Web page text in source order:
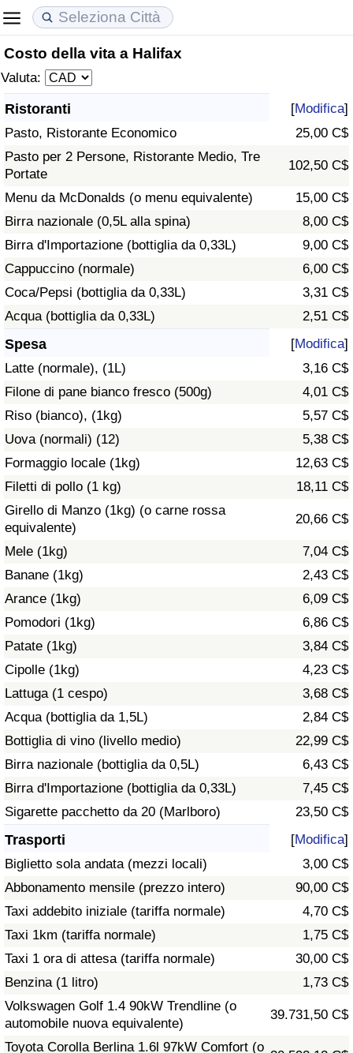
Costo della vita a Halifax
Valuta:
Ristoranti [Modifica]
Pasto, Ristorante Economico
25,00 C$
Pasto per 2 Persone, Ristorante Medio, Tre
Portate
102,50 C$
Menu da McDonalds (o menu equivalente)
15,00 C$
Birra nazionale (0,5L alla spina)
8,00 C$
Birra d'Importazione (bottiglia da 0,33L)
9,00 C$
Cappuccino (normale)
6,00 C$
Coca/Pepsi (bottiglia da 0,33L)
3,31 C$
Acqua (bottiglia da 0,33L)
2,51 C$
Spesa [Modifica]
Latte (normale), (1L)
3,16 C$
Filone di pane bianco fresco (500g)
4,01 C$
Riso (bianco), (1kg)
5,57 C$
Uova (normali) (12)
5,38 C$
Formaggio locale (1kg)
12,63 C$
Filetti di pollo (1 kg)
18,11 C$
Girello di Manzo (1kg) (o carne rossa
equivalente)
20,66 C$
Mele (1kg)
7,04 C$
Banane (1kg)
2,43 C$
Arance (1kg)
6,09 C$
Pomodori (1kg)
6,86 C$
Patate (1kg)
3,84 C$
Cipolle (1kg)
4,23 C$
Lattuga (1 cespo)
3,68 C$
Acqua (bottiglia da 1,5L)
2,84 C$
Bottiglia di vino (livello medio)
22,99 C$
Birra nazionale (bottiglia da 0,5L)
6,43 C$
Birra d'Importazione (bottiglia da 0,33L)
7,45 C$
Sigarette pacchetto da 20 (Marlboro)
23,50 C$
Trasporti [Modifica]
Biglietto sola andata (mezzi locali)
3,00 C$
Abbonamento mensile (prezzo intero)
90,00 C$
Taxi addebito iniziale (tariffa normale)
4,70 C$
Taxi 1km (tariffa normale)
1,75 C$
Taxi 1 ora di attesa (tariffa normale)
30,00 C$
Benzina (1 litro)
1,73 C$
Volkswagen Golf 1.4 90kW Trendline (o
automobile nuova equivalente)
39.731,50 C$
Toyota Corolla Berlina 1.6l 97kW Comfort (o
Costo della vita
Indice Del Costo Della Vita (corrente)
Indice Del Costo Della Vita
Indice del Costo della Vita per Nazione
ad Aqaba
Prezzi degli immobili
Indice del Prezzo delle Case (Corrente)
Indice del Prezzo delle Case
Indice del Prezzo delle Case per Nazione
Qualità della Vita
Indice della Qualità della Vita
Indice della Qualità della Vita (Corrente)
Indice della qualità della vita per Paese
Criminalità
Indice del Tasso di Criminalità (Corrente)
Indice della Criminalità
Indice di criminalità per paese
Indice dell’Assistenza Sanitaria (Corrente)
Indice dell’Assistenza Sanitaria
Indice dell’Assistenza Sanitaria per
Nazione
Inquinamento
Indice dell’Inquinamento (Corrente)
Indice di inquinamento
Indice dell’Inquinamento per Nazione
Traffico
Indice del Traffico
Indice del traffico (Corrente)
Indice del traffico per Nazione